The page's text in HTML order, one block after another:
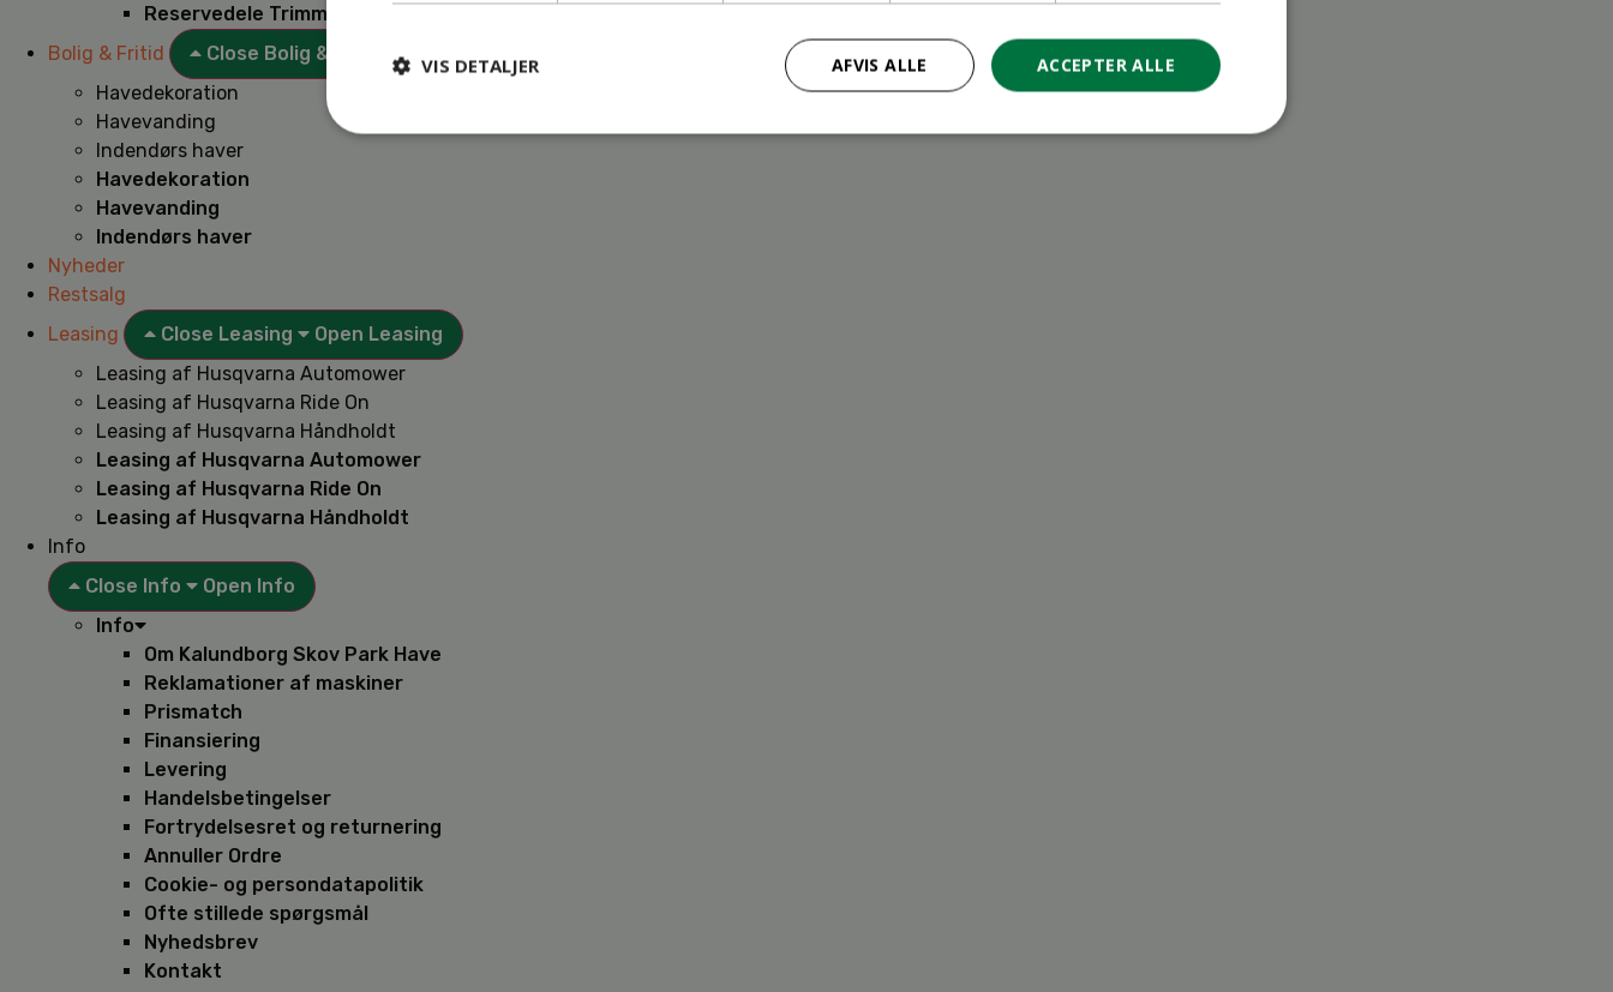
Reservedele Trimmere
Bolig & Fritid
Close Bolig & Fritid
Havedekoration
Havevanding
Indendørs haver
Havedekoration
Havevanding
Indendørs haver
Nyheder
Restsalg
Leasing
Close Leasing
Open Leasing
Leasing af Husqvarna Automower
Leasing af Husqvarna Ride On
Leasing af Husqvarna Håndholdt
Leasing af Husqvarna Automower
Leasing af Husqvarna Ride On
Leasing af Husqvarna Håndholdt
Info
Close Info
Open Info
Info
Om Kalundborg Skov Park Have
Reklamationer af maskiner
Prismatch
Finansiering
Levering
Handelsbetingelser
Fortrydelsesret og returnering
Annuller Ordre
Cookie- og persondatapolitik
Ofte stillede spørgsmål
Nyhedsbrev
Kontakt
ACCEPTER ALLE
AFVIS ALLE
VIS DETALJER